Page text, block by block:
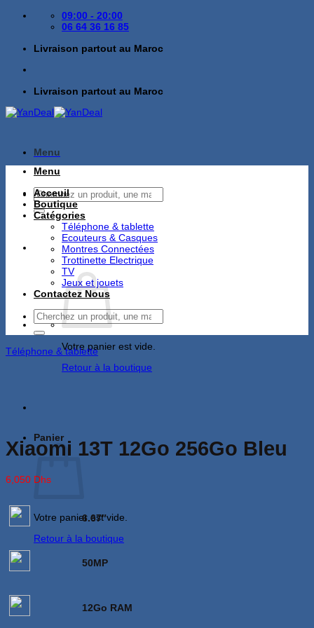
Passer
09:00 - 20:00
06 64 36 16 85
Livraison partout au Maroc
Livraison partout au Maroc
Menu
Recherche
pour :
Votre panier est vide.
Retour à la boutique
Panier
Votre panier est vide.
Retour à la boutique
Menu
Acceuil
Boutique
Catégories
Téléphone & tablette
Ecouteurs & Casques
Montres Connectées
Trottinette Electrique
TV
Jeux et jouets
Contactez Nous
Recherche
pour :
Téléphone & tablette
Xiaomi 13T 12Go 256Go Bleu
6,050 Dhs
6.67″
50MP
12Go RAM